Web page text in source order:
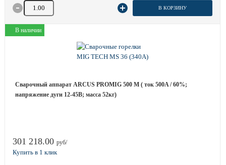
Количество товара В КОРЗИНУ
В наличии
Сварочный аппарат ARCUS PROMIG 500 M ( ток 500A / 60%;
напряжение дуги 12-45B; масса 52кг)
301 218.00 руб/